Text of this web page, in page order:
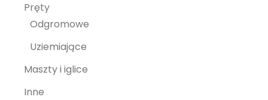
Pręty
Odgromowe
Uziemiające
Maszty i iglice
Inne